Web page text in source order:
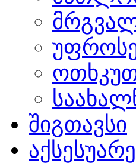
შიგთავსი